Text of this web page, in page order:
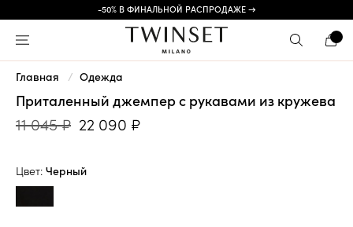
-50% В ФИНАЛЬНОЙ РАСПРОДАЖЕ →
Главная Одежда
Приталенный джемпер с рукавами из кружева
11 045 ₽ 22 090 ₽
Цвет: Черный